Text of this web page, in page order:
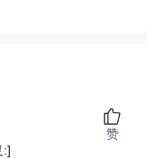
:]
赞